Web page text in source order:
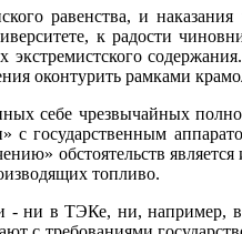
равенства, и
к радости
экстремистского
оконтурить рамками
себе чрезвычайных
с государственным
обстоятельств
топливо.
- ни в ТЭКе, ни,